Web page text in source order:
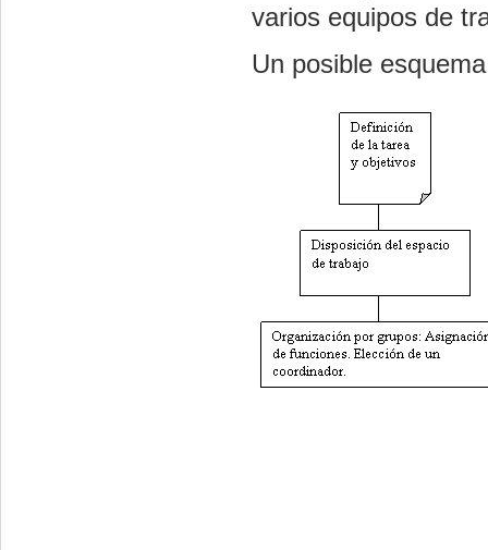
varios equipos de
Un posible